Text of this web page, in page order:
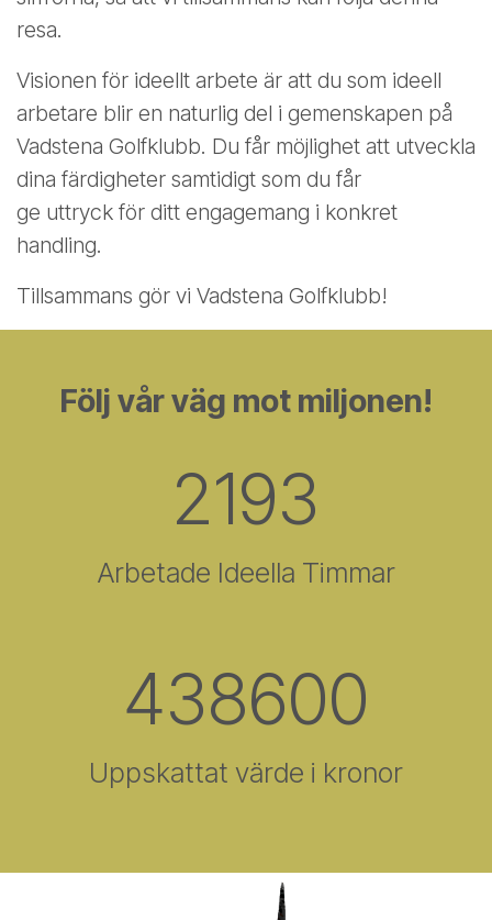
resa.
Visionen för ideellt arbete är att du som ideell
arbetare blir en naturlig del i gemenskapen på
Vadstena Golfklubb. Du får möjlighet att utveckla
dina färdigheter samtidigt som du får
ge uttryck för ditt engagemang i konkret
handling.
Tillsammans gör vi Vadstena Golfklubb!
Följ vår väg mot miljonen!
2193
Arbetade Ideella Timmar
438600
Uppskattat värde i kronor